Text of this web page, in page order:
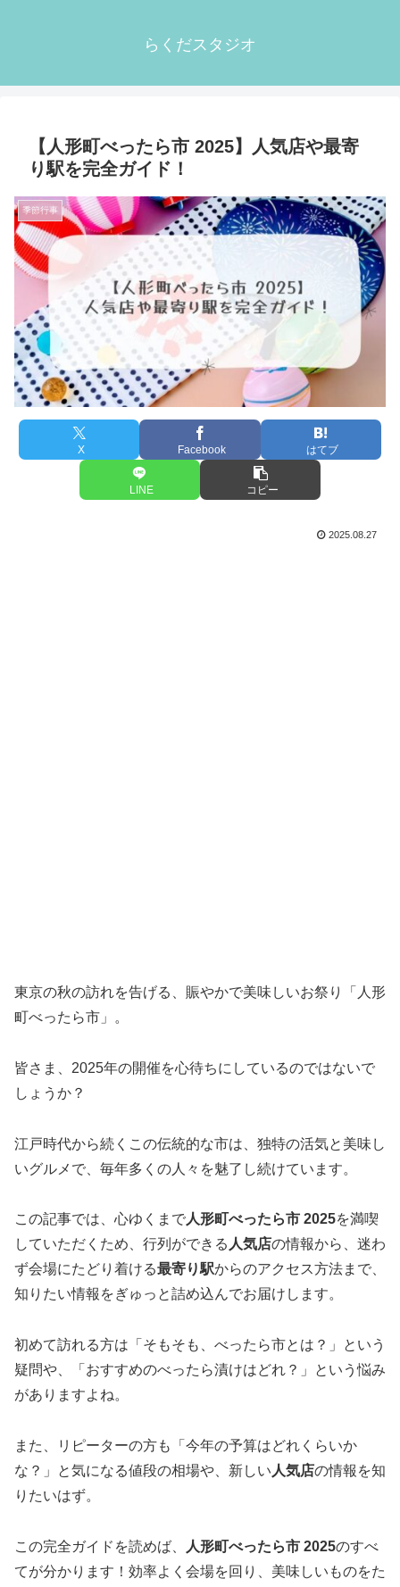
らくだスタジオ
【人形町べったら市 2025】人気店や最寄
り駅を完全ガイド！
季節行事
X Facebook はてブ
LINE コピー
2025.08.27
東京の秋の訪れを告げる、賑やかで美味しいお祭り「人形
町べったら市」。
皆さま、2025年の開催を心待ちにしているのではないで
しょうか？
江戸時代から続くこの伝統的な市は、独特の活気と美味し
いグルメで、毎年多くの人々を魅了し続けています。
この記事では、心ゆくまで人形町べったら市 2025を満喫
していただくため、行列ができる 人気店の情報から、迷わ
ず会場にたどり着ける最寄り駅からのアクセス方法まで、
知りたい情報をぎゅっと詰め込んでお届けします。
初めて訪れる方は「そもそも、べったら市とは？」という
疑問や、「おすすめのべったら漬けはどれ？」という悩み
がありますよね。
また、リピーターの方も「今年の予算はどれくらいか
な？」と気になる値段の相場や、新しい 人気店の情報を知
りたいはず。
この完全ガイドを読めば、 人形町べったら市 2025のすべ
てが分かります！効率よく会場を回り、美味しいものをた